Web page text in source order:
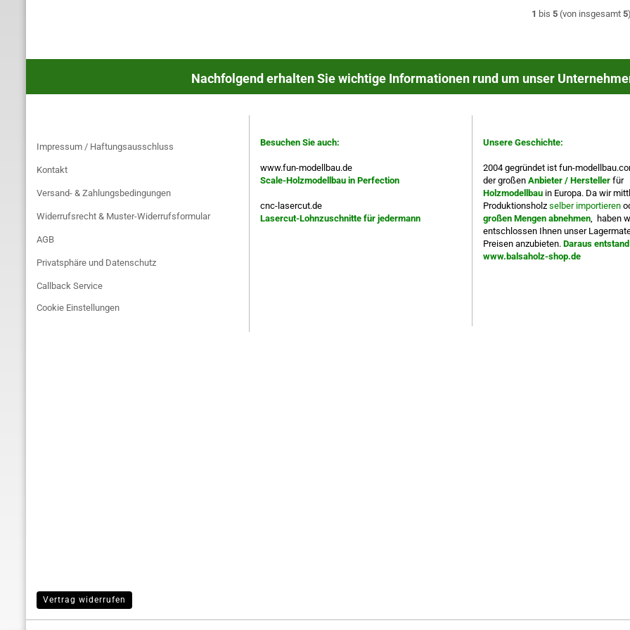
1 bis 5 (von insgesamt 5
Nachfolgend erhalten Sie wichtige Informationen rund um unser
Impressum / Haftungsausschluss
Kontakt
Versand- & Zahlungsbedingungen
Widerrufsrecht & Muster-Widerrufsformular
AGB
Privatsphäre und Datenschutz
Callback Service
Cookie Einstellungen
Besuchen Sie auch:
www.fun-modellbau.de
Scale-Holzmodellbau in Perfection
cnc-lasercut.de
Lasercut-Lohnzuschnitte für jedermann
Unsere Geschichte:
2004 gegründet ist fun-
der großen Anbieter / Hersteller für
Holzmodellbau in Europa. Da wir
Produktionsholz selber importieren
großen Mengen abnehmen, haben
entschlossen Ihnen unser
Preisen anzubieten. Daraus entstand
www.balsaholz-shop.de
Vertrag widerrufen